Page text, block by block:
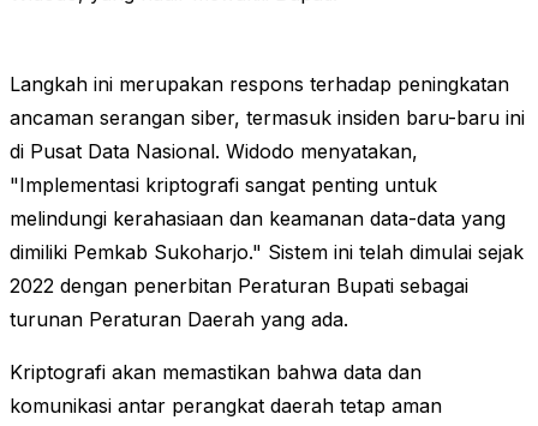
Langkah ini merupakan respons terhadap peningkatan
ancaman serangan siber, termasuk insiden baru-baru ini
di Pusat Data Nasional. Widodo menyatakan,
"Implementasi kriptografi sangat penting untuk
melindungi kerahasiaan dan keamanan data-data yang
dimiliki Pemkab Sukoharjo." Sistem ini telah dimulai sejak
2022 dengan penerbitan Peraturan Bupati sebagai
turunan Peraturan Daerah yang ada.
Kriptografi akan memastikan bahwa data dan
komunikasi antar perangkat daerah tetap aman